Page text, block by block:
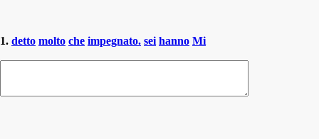
1. detto molto che impegnato. sei hanno Mi